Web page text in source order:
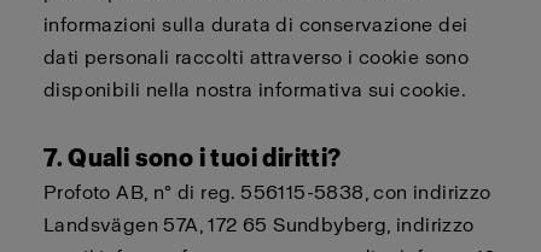
informazioni sulla durata di conservazione dei
dati personali raccolti attraverso i cookie sono
disponibili nella nostra informativa sui cookie.
7. Quali sono i tuoi diritti?
Profoto AB, n° di reg. 556115-5838, con indirizzo
Landsvägen 57A, 172 65 Sundbyberg, indirizzo